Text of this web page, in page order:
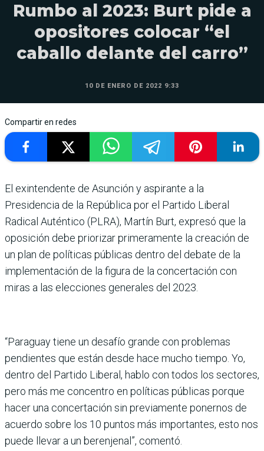
Rumbo al 2023: Burt pide a
opositores colocar “el
caballo delante del carro”
10 DE ENERO DE 2022 9:33
Compartir en redes
El exintendente de Asunción y aspirante a la
Presidencia de la República por el Partido Liberal
Radical Auténtico (PLRA), Martín Burt, expresó que la
oposición debe priorizar primeramente la creación de
un plan de políticas públicas dentro del debate de la
implementación de la figura de la concertación con
miras a las elecciones generales del 2023.
“Paraguay tiene un desafío grande con problemas
pendientes que están desde hace mucho tiempo. Yo,
dentro del Partido Liberal, hablo con todos los sectores,
pero más me concentro en políticas públicas porque
hacer una concertación sin previamente ponernos de
acuerdo sobre los 10 puntos más importantes, esto nos
puede llevar a un berenjenal”, comentó.